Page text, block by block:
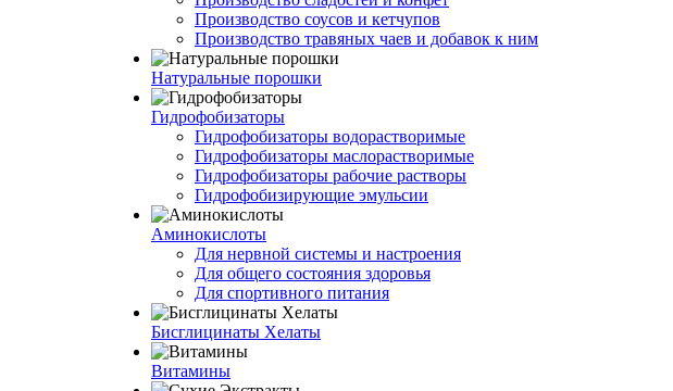
Производство соусов и кетчупов
Производство травяных чаев и добавок к ним
Натуральные порошки
Гидрофобизаторы
Гидрофобизаторы водорастворимые
Гидрофобизаторы маслорастворимые
Гидрофобизаторы рабочие растворы
Гидрофобизирующие эмульсии
Аминокислоты
Для нервной системы и настроения
Для общего состояния здоровья
Для спортивного питания
Бисглицинаты Хелаты
Витамины